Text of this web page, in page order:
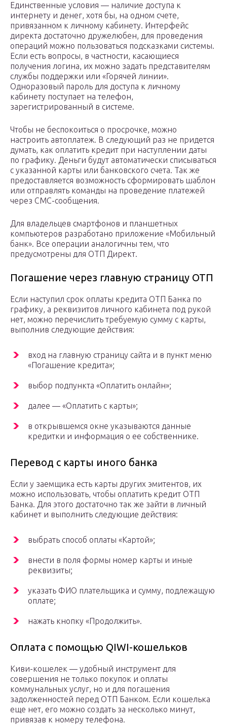
Единственные условия — наличие доступа к
интернету и денег, хотя бы, на одном счете,
привязанном к личному кабинету. Интерфейс
директа достаточно дружелюбен, для проведения
операций можно пользоваться подсказками системы.
Если есть вопросы, в частности, касающиеся
получения логина, их можно задать представителям
службы поддержки или «Горячей линии».
Одноразовый пароль для доступа к личному
кабинету поступает на телефон,
зарегистрированный в системе.
Чтобы не беспокоиться о просрочке, можно
настроить автоплатеж. В следующий раз не придется
думать, как оплатить кредит при наступлении даты
по графику. Деньги будут автоматически списываться
с указанной карты или банковского счета. Так же
предоставляется возможность сформировать шаблон
или отправлять команды на проведение платежей
через СМС-сообщения.
Для владельцев смартфонов и планшетных
компьютеров разработано приложение «Мобильный
банк». Все операции аналогичны тем, что
предусмотрены для ОТП Директ.
Погашение через главную страницу ОТП
Если наступил срок оплаты кредита ОТП Банка по
графику, а реквизитов личного кабинета под рукой
нет, можно перечислить требуемую сумму с карты,
выполнив следующие действия:
вход на главную страницу сайта и в пункт меню
«Погашение кредита»;
выбор подпункта «Оплатить онлайн»;
далее — «Оплатить с карты»;
в открывшемся окне указываются данные
кредитки и информация о ее собственнике.
Перевод с карты иного банка
Если у заемщика есть карты других эмитентов, их
можно использовать, чтобы оплатить кредит ОТП
Банка. Для этого достаточно так же зайти в личный
кабинет и выполнить следующие действия:
выбрать способ оплаты «Картой»;
внести в поля формы номер карты и иные
реквизиты;
указать ФИО плательщика и сумму, подлежащую
оплате;
нажать кнопку «Продолжить».
Оплата с помощью QIWI-кошельков
Киви-кошелек — удобный инструмент для
совершения не только покупок и оплаты
коммунальных услуг, но и для погашения
задолженностей перед ОТП Банком. Если кошелька
еще нет, его можно создать за несколько минут,
привязав к номеру телефона.